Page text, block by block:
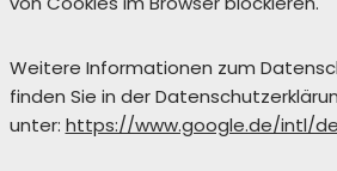
Weitere Informationen zum
finden Sie in der
unter: https://www.google.de/intl/